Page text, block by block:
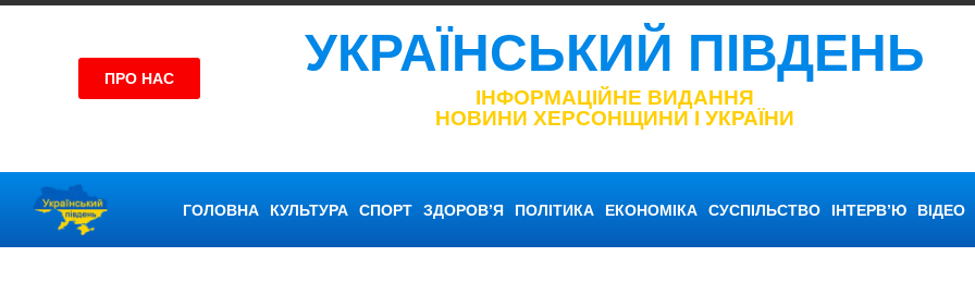
ПРО НАС УКРАЇНСЬКИЙ ПІВДЕНЬ
ІНФОРМАЦІЙНЕ ВИДАННЯ
НОВИНИ ХЕРСОНЩИНИ І УКРАЇНИ
ГОЛОВНА КУЛЬТУРА СПОРТ ЗДОРОВ’Я ПОЛІТИКА ЕКОНОМІКА СУСПІЛЬСТВО ІНТЕРВ’Ю ВІДЕО